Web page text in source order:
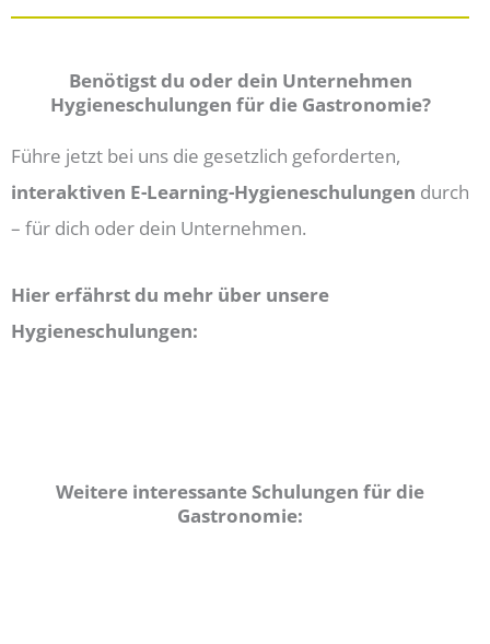
Benötigst du oder dein Unternehmen
Hygieneschulungen für die Gastronomie?
Führe jetzt bei uns die gesetzlich geforderten,
interaktiven E-Learning-Hygieneschulungen durch
– für dich oder dein Unternehmen.
Hier erfährst du mehr über unsere
Hygieneschulungen:
Weitere interessante Schulungen für die
Gastronomie: